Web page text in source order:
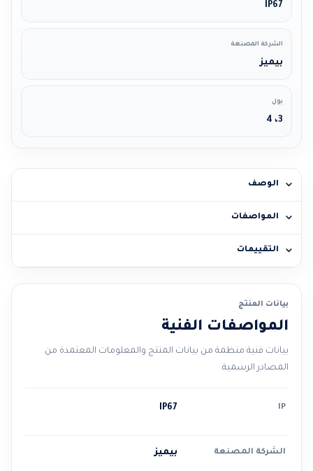
IP67
الشركة المصنعة
بيميز
بول
3، 4
الوصف
المواصفات
التقييمات
بيانات المنتج
المواصفات الفنية
بيانات فنية منظمة من بيانات المنتج والمعلومات المعتمدة من
المصادر الرسمية.
IP
IP67
الشركة المصنعة بيميز